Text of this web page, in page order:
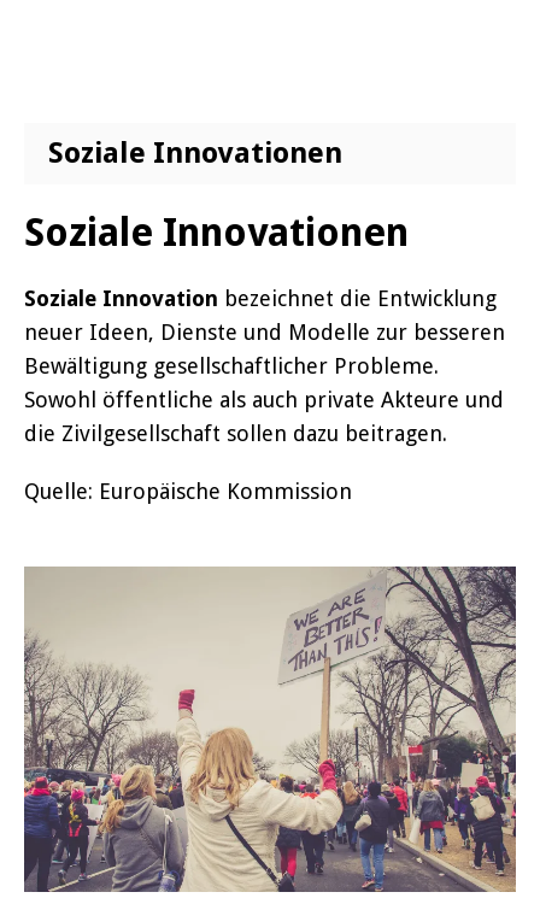
Soziale Innovationen
Soziale Innovationen
Soziale Innovation bezeichnet die Entwicklung
neuer Ideen, Dienste und Modelle zur besseren
Bewältigung gesellschaftlicher Probleme.
Sowohl öffentliche als auch private Akteure und
die Zivilgesellschaft sollen dazu beitragen.
Quelle: Europäische Kommission